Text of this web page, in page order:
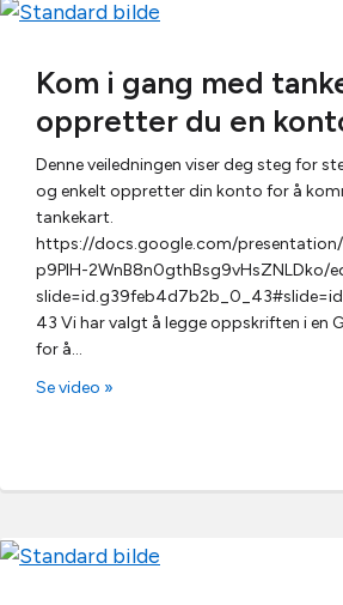
Kom i gang med
oppretter du en
Denne veiledningen viser deg steg for
og enkelt oppretter din konto for å
tankekart.
https://docs.google.com/
p9PIH-2WnB8n0gthBsg9vHsZNLDko/
43 Vi har valgt å legge oppskriften i en
for å…
Se video »